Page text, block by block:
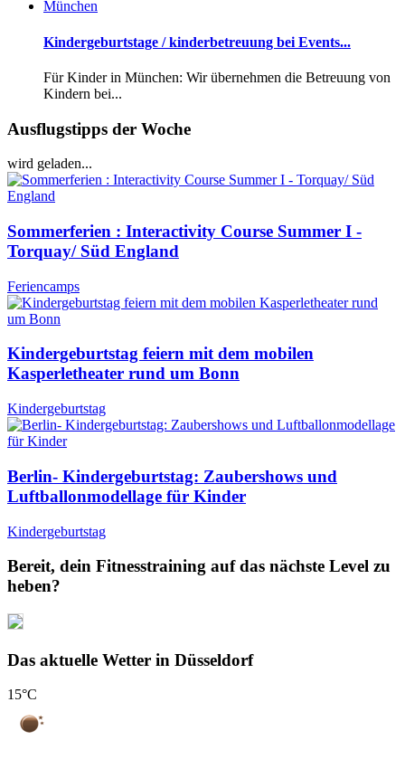
Kindergeburtstage / kinderbetreuung bei Events...
Für Kinder in München: Wir übernehmen die Betreuung von
Kindern bei...
Ausflugstipps der Woche
wird geladen...
Sommerferien : Interactivity Course Summer I -
Torquay/ Süd England
Feriencamps
Kindergeburtstag feiern mit dem mobilen
Kasperletheater rund um Bonn
Kindergeburtstag
Berlin- Kindergeburtstag: Zaubershows und
Luftballonmodellage für Kinder
Kindergeburtstag
Bereit, dein Fitnesstraining auf das nächste Level zu
heben?
Das aktuelle Wetter in Düsseldorf
15°C